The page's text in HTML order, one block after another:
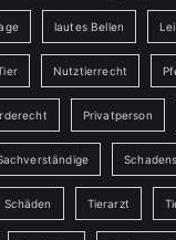
lautes Bellen
Nutztierrecht
Privatperson
Schäden Tierarzt